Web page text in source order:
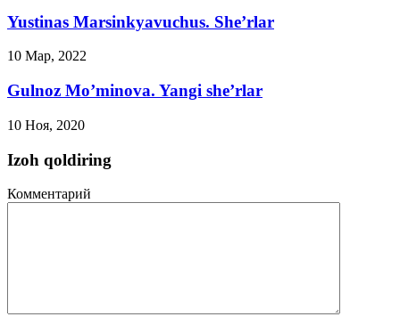
Yustinas Marsinkyavuchus. She’rlar
10 Мар, 2022
Gulnoz Mo’minova. Yangi she’rlar
10 Ноя, 2020
Izoh qoldiring
Комментарий